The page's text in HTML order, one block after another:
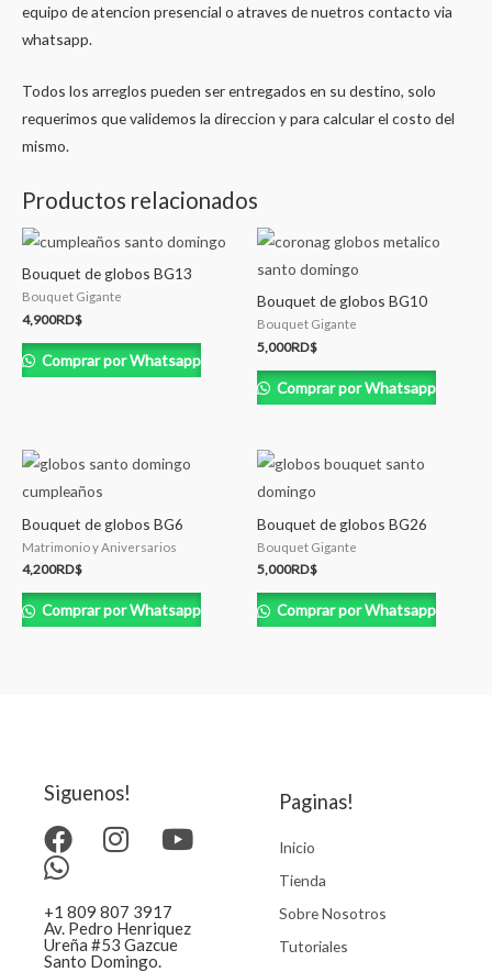
equipo de atencion presencial o atraves de nuetros contacto via
whatsapp.
Todos los arreglos pueden ser entregados en su destino, solo
requerimos que validemos la direccion y para calcular el costo del
mismo.
Productos relacionados
Bouquet de globos BG13
Bouquet Gigante
4,900RD$
Comprar por Whatsapp
Bouquet de globos BG10
Bouquet Gigante
5,000RD$
Comprar por Whatsapp
Bouquet de globos BG6
Matrimonio y Aniversarios
4,200RD$
Comprar por Whatsapp
Bouquet de globos BG26
Bouquet Gigante
5,000RD$
Comprar por Whatsapp
Siguenos!
+1 809 807 3917
Av. Pedro Henriquez
Ureña #53 Gazcue
Santo Domingo.
Paginas!
Inicio
Tienda
Sobre Nosotros
Tutoriales